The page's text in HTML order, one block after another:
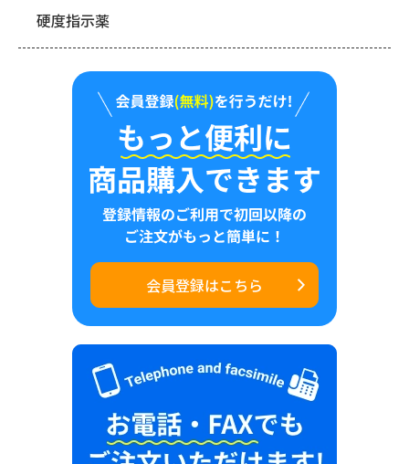
硬度指示薬
会員登録はこちら